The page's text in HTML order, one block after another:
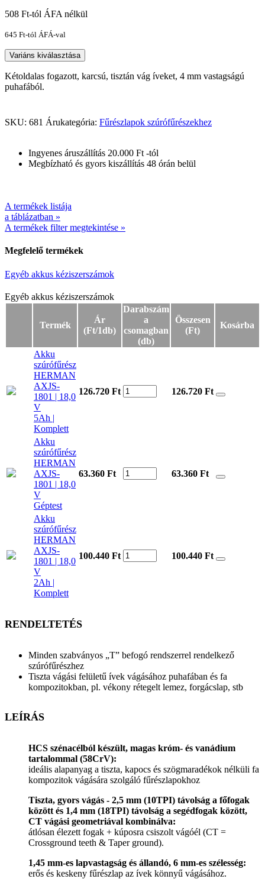
508 Ft-tól ÁFA nélkül
645 Ft-tól ÁFÁ-val
Variáns kiválasztása
Kétoldalas fogazott, karcsú, tisztán vág íveket, 4 mm vastagságú
puhafából.
SKU: 681 Árukategória: Fűrészlapok szúrófűrészekhez
Ingyenes áruszállítás 20.000 Ft -tól
Megbízható és gyors kiszállítás 48 órán belül
A termékek listája
a táblázatban »
A termékek filter megtekintése »
Megfelelő termékek
Egyéb akkus kéziszerszámok
Egyéb akkus kéziszerszámok
Egyéb akkus kéziszerszámok
Termék
Ár
(Ft/1db)
Darabszám
a
csomagban
(db)
Összesen
(Ft)
Kosárba
Akku
szúrófűrész
HERMAN
AXJS-
1801 | 18,0
V
5Ah |
Komplett
126.720 Ft 126.720 Ft
Akku
szúrófűrész
HERMAN
AXJS-
1801 | 18,0
V
Géptest
63.360 Ft 63.360 Ft
Akku
szúrófűrész
HERMAN
AXJS-
1801 | 18,0
V
2Ah |
Komplett
100.440 Ft 100.440 Ft
RENDELTETÉS
Minden szabványos „T” befogó rendszerrel rendelkező
szúrófűrészhez
Tiszta vágási felületű ívek vágásához puhafában és fa
kompozitokban, pl. vékony rétegelt lemez, forgácslap, stb
LEÍRÁS
HCS szénacélból készült, magas króm- és vanádium
tartalommal (58CrV):
ideális alapanyag a tiszta, kapocs és szögmaradékok nélküli fa
kompozitok vágására szolgáló fűrészlapokhoz
Tiszta, gyors vágás - 2,5 mm (10TPI) távolság a főfogak
között és 1,4 mm (18TPI) távolság a segédfogak között,
CT vágási geometriával kombinálva:
átlósan élezett fogak + kúposra csiszolt vágóél (CT =
Crossground teeth & Taper ground).
1,45 mm-es lapvastagság és állandó, 6 mm-es szélesség:
erős és keskeny fűrészlap az ívek könnyű vágásához.